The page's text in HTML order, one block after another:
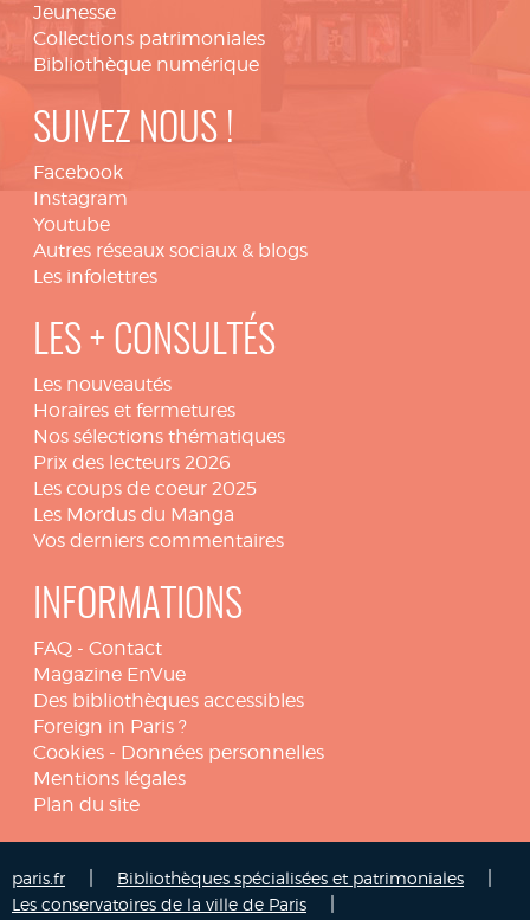
Jeunesse
Collections patrimoniales
Bibliothèque numérique
SUIVEZ NOUS !
Facebook
Instagram
Youtube
Autres réseaux sociaux & blogs
Les infolettres
LES + CONSULTÉS
Les nouveautés
Horaires et fermetures
Nos sélections thématiques
Prix des lecteurs 2026
Les coups de coeur 2025
Les Mordus du Manga
Vos derniers commentaires
INFORMATIONS
FAQ - Contact
Magazine EnVue
Des bibliothèques accessibles
Foreign in Paris ?
Cookies - Données personnelles
Mentions légales
Plan du site
paris.fr Bibliothèques spécialisées et patrimoniales
Les conservatoires de la ville de Paris